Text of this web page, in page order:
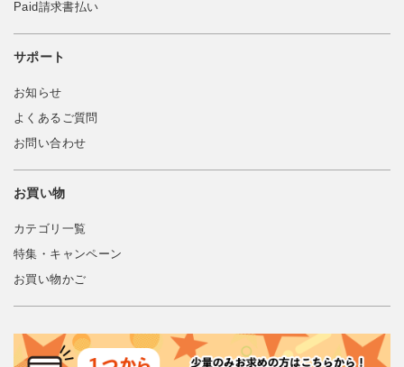
Paid請求書払い
サポート
お知らせ
よくあるご質問
お問い合わせ
お買い物
カテゴリ一覧
特集・キャンペーン
お買い物かご